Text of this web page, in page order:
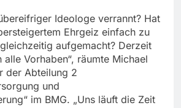
Ideologe verrannt? Hat
Ehrgeiz einfach zu
aufgemacht? Derzeit
alle Vorhaben“, räumte Michael
der Abteilung 2
und
im BMG. „Uns läuft die Zeit